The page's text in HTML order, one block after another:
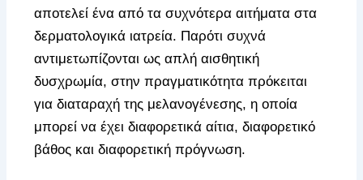
αποτελεί ένα από τα συχνότερα αιτήματα στα
δερματολογικά ιατρεία. Παρότι συχνά
αντιμετωπίζονται ως απλή αισθητική
δυσχρωμία, στην πραγματικότητα πρόκειται
για διαταραχή της μελανογένεσης, η οποία
μπορεί να έχει διαφορετικά αίτια, διαφορετικό
βάθος και διαφορετική πρόγνωση.